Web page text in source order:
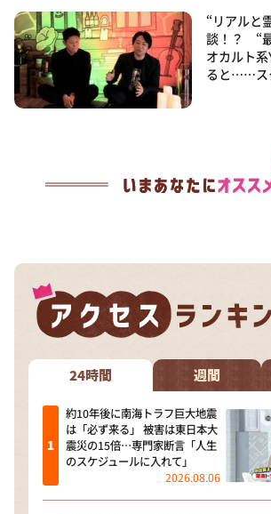
“リアルと
談！？ “
オカルト
ると……ス
24時間 週間
約10年後に南海トラフ巨大地震
は「必ず来る」 被害は東日本大
震災の15倍…専門家断言「人生
のスケジュールに入れて」
2026.08.06